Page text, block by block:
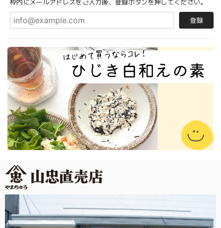
枠内にメールアドレスをご入力後、登録ボタンを押してください。
登録